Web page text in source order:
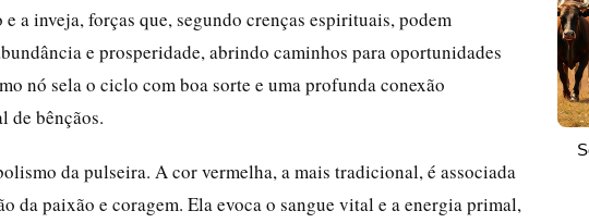
a inveja, forças que, segundo crenças espirituais, podem
e prosperidade, abrindo caminhos para oportunidades
nó sela o ciclo com boa sorte e uma profunda conexão
de bênçãos.
da pulseira. A cor vermelha, a mais tradicional, é associada
da paixão e coragem. Ela evoca o sangue vital e a energia primal,